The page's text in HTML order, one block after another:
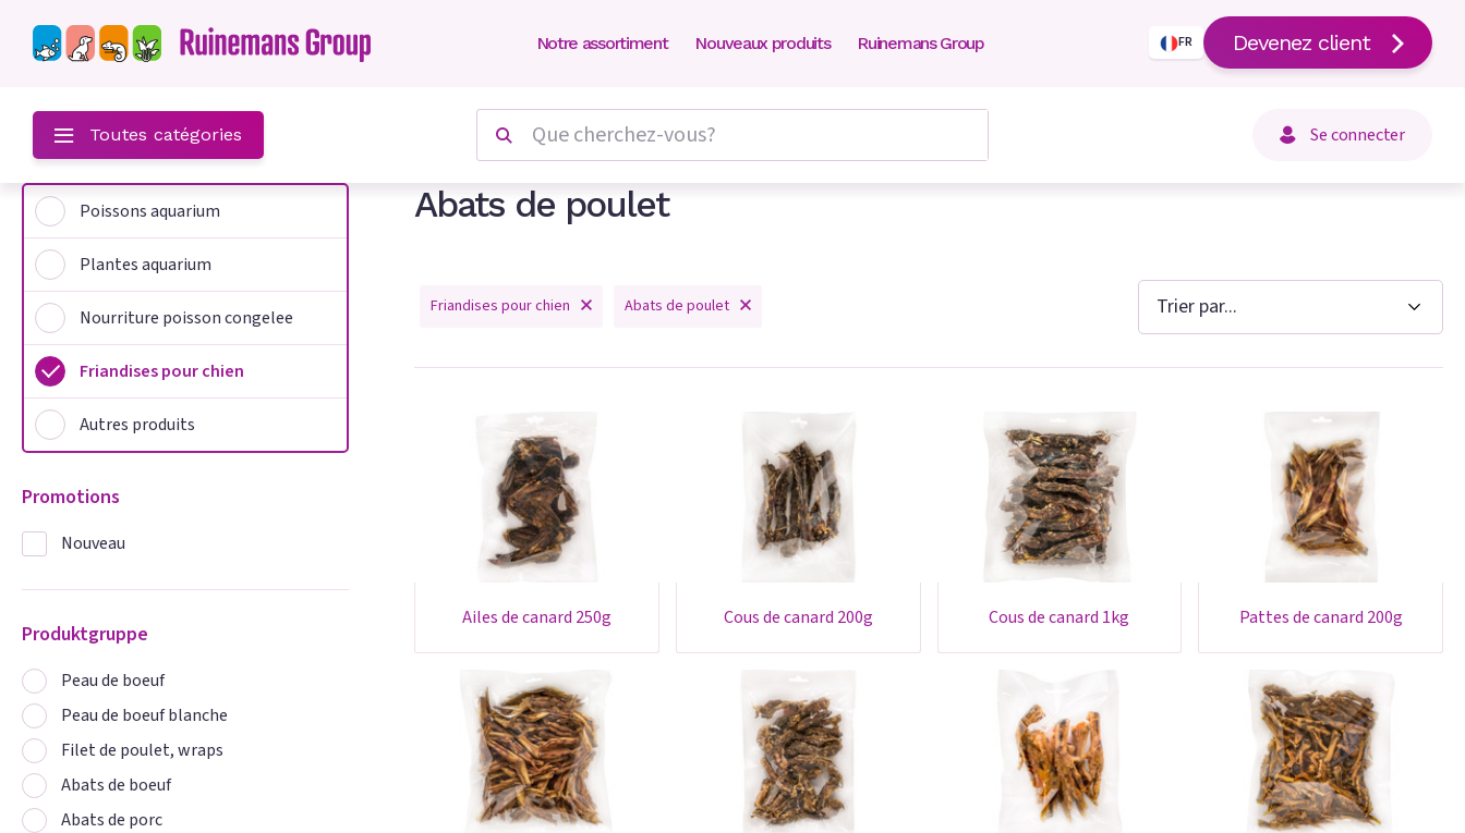
congelee
Notre assortiment Nouveaux produits Ruinemans Group FR Devenez client
Toutes catégories Se connecter
Poissons aquarium
Plantes aquarium
Nourriture poisson congelee
Friandises pour chien
Autres produits
Promotions
Nouveau
Produktgruppe
Peau de boeuf
Peau de boeuf blanche
Filet de poulet, wraps
Abats de boeuf
Abats de porc
Abats de poulet
Friandises pour chien Abats de poulet
ailes de canard 250g cous de canard 200g cous de canard 1kg pattes de canard 200g